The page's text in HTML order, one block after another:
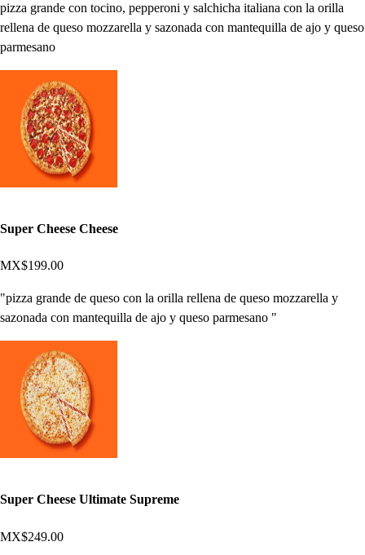
pizza grande con tocino, pepperoni y salchicha italiana con la orilla
rellena de queso mozzarella y sazonada con mantequilla de ajo y queso
parmesano
Super Cheese Cheese
MX$199.00
"pizza grande de queso con la orilla rellena de queso mozzarella y
sazonada con mantequilla de ajo y queso parmesano "
Super Cheese Ultimate Supreme
MX$249.00